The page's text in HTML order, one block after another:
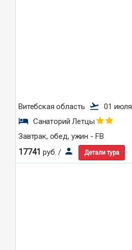
Витебская область flight_takeoff 01 июля
hotel Санаторий Летцы
Завтрак, обед, ужин - FB
17741 руб. / person Детали тура